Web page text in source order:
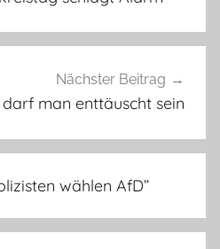
Nächster Beitrag
darf man enttäuscht sein
wählen AfD”